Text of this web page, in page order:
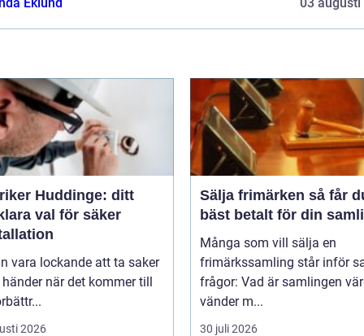
Huddinge: ditt
val för säker
vara lockande att ta saker
när det kommer till
2026
Sälja frimärken så får du
bäst betalt för din
Många som vill sälja en
frimärkssamling står inför
frågor: Vad är samlingen
vänder m...
30 juli 2026